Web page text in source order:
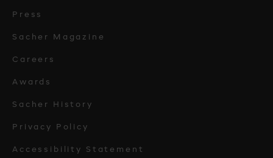
Press
Sacher Magazine
Careers
Awards
Sacher History
Privacy Policy
Accessibility Statement